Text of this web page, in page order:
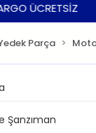
ÜCRETSİZ
Parça
Şanzıman